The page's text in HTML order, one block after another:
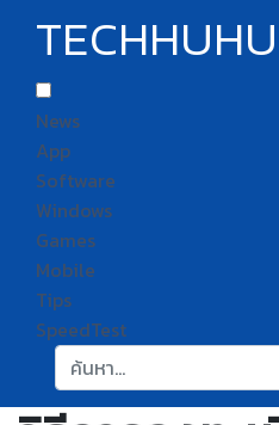
TECHHUHU
News
App
Software
Windows
Games
Mobile
Tips
SpeedTest
ค้นหา: